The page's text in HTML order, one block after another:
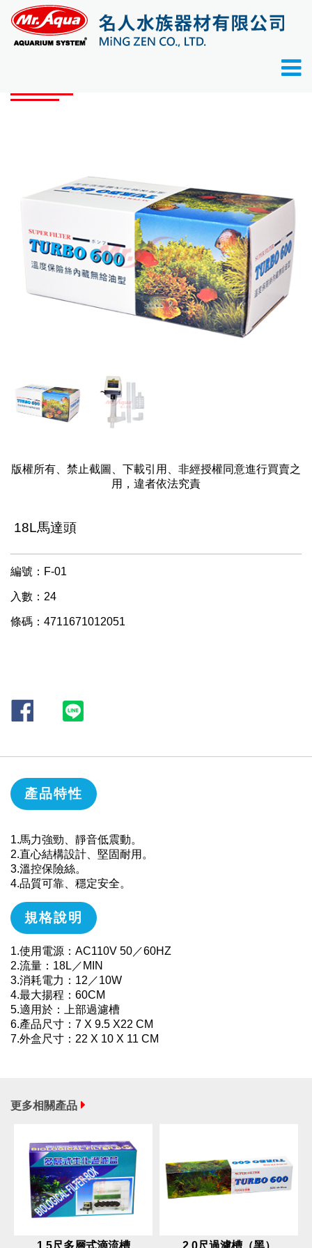
18L馬達頭
版權所有、禁止截圖、下載引用、非經授權同意進行買賣之
用，違者依法究責
18L馬達頭
編號：F-01
入數：24
條碼：4711671012051
產品特性
1.馬力強勁、靜音低震動。
2.直心結構設計、堅固耐用。
3.溫控保險絲。
4.品質可靠、穩定安全。
規格說明
1.使用電源：AC110V 50／60HZ
2.流量：18L／MIN
3.消耗電力：12／10W
4.最大揚程：60CM
5.適用於：上部過濾槽
6.產品尺寸：7 X 9.5 X22 CM
7.外盒尺寸：22 X 10 X 11 CM
更多相關產品
1.5尺多層式滴流槽 2.0尺過濾槽（黑）